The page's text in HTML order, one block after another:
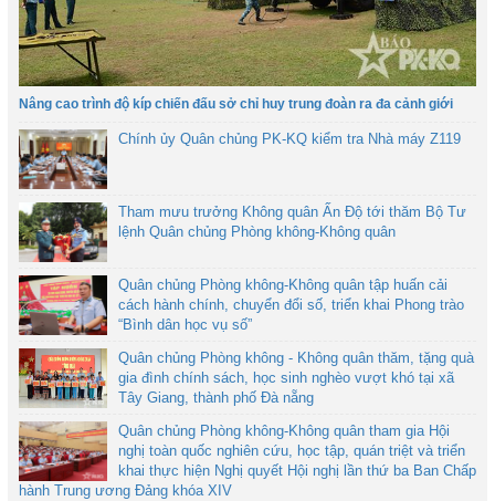
Nâng cao trình độ kíp chiến đấu sở chỉ huy trung đoàn ra đa cảnh giới
Chính ủy Quân chủng PK-KQ kiểm tra Nhà máy Z119
Tham mưu trưởng Không quân Ấn Độ tới thăm Bộ Tư
lệnh Quân chủng Phòng không-Không quân
Quân chủng Phòng không-Không quân tập huấn cải
cách hành chính, chuyển đổi số, triển khai Phong trào
“Bình dân học vụ số”
Quân chủng Phòng không - Không quân thăm, tặng quà
gia đình chính sách, học sinh nghèo vượt khó tại xã
Tây Giang, thành phố Đà nẵng
Quân chủng Phòng không-Không quân tham gia Hội
nghị toàn quốc nghiên cứu, học tập, quán triệt và triển
khai thực hiện Nghị quyết Hội nghị lần thứ ba Ban Chấp
hành Trung ương Đảng khóa XIV